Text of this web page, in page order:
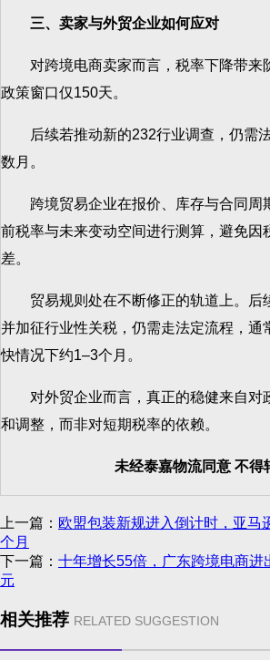
三、卖家与外贸企业如何应对
对跨境电商卖家而言，税率下降带来
政策窗口仅150天。
后续若推动新的232行业调查，仍需
数月。
跨境贸易企业在报价、库存与合同周
前税率与未来变动空间进行测算，避免因
差。
贸易规则处在不断修正的轨道上。后
并加征行业性关税，仍需走法定流程，通
快情况下约1–3个月。
对外贸企业而言，真正的稳健来自对
和调整，而非对短期税率的依赖。
未经泰嘉物流同意 不得
上一篇： 欧盟包装新规进入倒计时，亚马
个月
下一篇： 十年增长55倍，广东跨境电商进
元
相关推荐 RELATED SUGGESTION